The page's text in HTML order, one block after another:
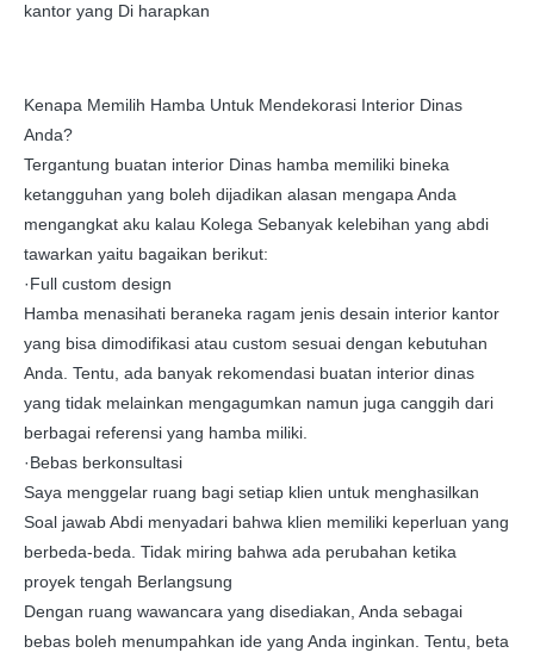
kantor yang Di harapkan
Kenapa Memilih Hamba Untuk Mendekorasi Interior Dinas
Anda?
Tergantung buatan interior Dinas hamba memiliki bineka
ketangguhan yang boleh dijadikan alasan mengapa Anda
mengangkat aku kalau Kolega Sebanyak kelebihan yang abdi
tawarkan yaitu bagaikan berikut:
·Full custom design
Hamba menasihati beraneka ragam jenis desain interior kantor
yang bisa dimodifikasi atau custom sesuai dengan kebutuhan
Anda. Tentu, ada banyak rekomendasi buatan interior dinas
yang tidak melainkan mengagumkan namun juga canggih dari
berbagai referensi yang hamba miliki.
·Bebas berkonsultasi
Saya menggelar ruang bagi setiap klien untuk menghasilkan
Soal jawab Abdi menyadari bahwa klien memiliki keperluan yang
berbeda-beda. Tidak miring bahwa ada perubahan ketika
proyek tengah Berlangsung
Dengan ruang wawancara yang disediakan, Anda sebagai
bebas boleh menumpahkan ide yang Anda inginkan. Tentu, beta